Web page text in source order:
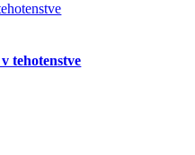
tehotenstve